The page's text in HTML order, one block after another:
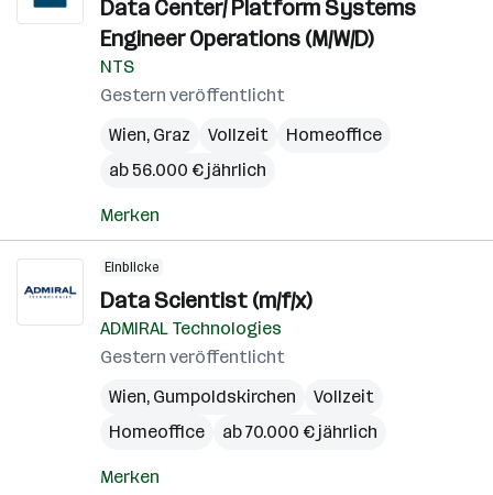
Data Center/ Platform Systems
Engineer Operations (M/W/D)
NTS
Gestern veröffentlicht
Wien, Graz Vollzeit
Homeoffice
ab 56.000 € jährlich
Merken
Einblicke
Data Scientist (m/f/x)
ADMIRAL Technologies
Gestern veröffentlicht
Wien, Gumpoldskirchen
Vollzeit
Homeoffice
ab 70.000 € jährlich
Merken